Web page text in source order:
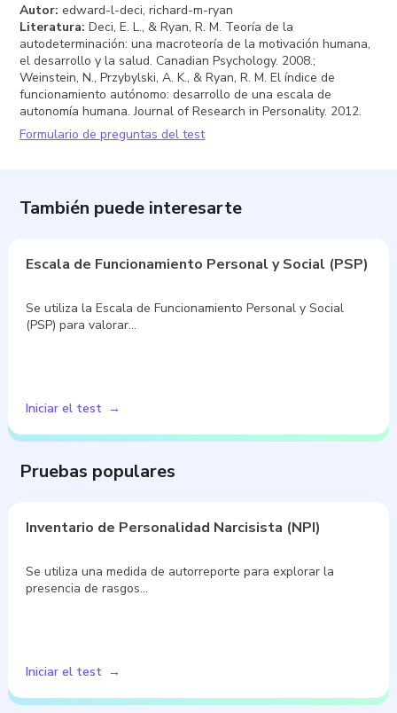
Autor: edward-l-deci, richard-m-ryan
Literatura: Deci, E. L., & Ryan, R. M. Teoría de la
autodeterminación: una macroteoría de la motivación humana,
el desarrollo y la salud. Canadian Psychology. 2008.;
Weinstein, N., Przybylski, A. K., & Ryan, R. M. El índice de
funcionamiento autónomo: desarrollo de una escala de
autonomía humana. Journal of Research in Personality. 2012.
Formulario de preguntas del test
También puede interesarte
Escala de Funcionamiento Personal y Social (PSP)
Se utiliza la Escala de Funcionamiento Personal y Social
(PSP) para valorar…
Iniciar el test
Pruebas populares
Inventario de Personalidad Narcisista (NPI)
Se utiliza una medida de autorreporte para explorar la
presencia de rasgos…
Iniciar el test